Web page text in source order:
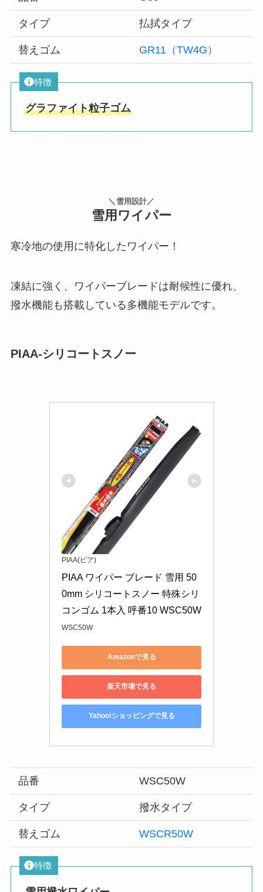
タイプ 払拭タイプ
替えゴム GR11（TW4G）
特徴
グラファイト粒子ゴム
＼雪用設計／
雪用ワイパー
寒冷地の使用に特化したワイパー！
凍結に強く、ワイパーブレードは耐候性に優れ、
撥水機能も搭載している多機能モデルです。
PIAA-シリコートスノー
PIAA(ピア)
PIAA ワイパー ブレード 雪用 50
0mm シリコートスノー 特殊シリ
コンゴム 1本入 呼番10 WSC50W
WSC50W
Amazonで見る
楽天市場で見る
Yahoo!ショッピングで見る
品番 WSC50W
タイプ 撥水タイプ
替えゴム WSCR50W
特徴